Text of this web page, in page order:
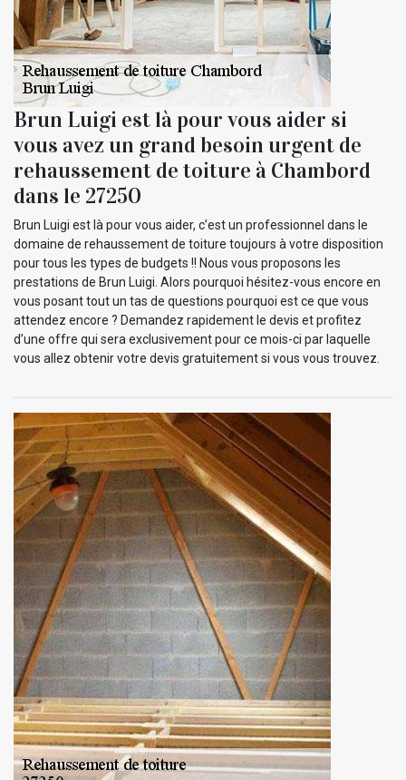
Brun Luigi est là pour vous aider si
vous avez un grand besoin urgent de
rehaussement de toiture à Chambord
dans le 27250
Brun Luigi est là pour vous aider, c’est un professionnel dans le
domaine de rehaussement de toiture toujours à votre disposition
pour tous les types de budgets !! Nous vous proposons les
prestations de Brun Luigi. Alors pourquoi hésitez-vous encore en
vous posant tout un tas de questions pourquoi est ce que vous
attendez encore ? Demandez rapidement le devis et profitez
d’une offre qui sera exclusivement pour ce mois-ci par laquelle
vous allez obtenir votre devis gratuitement si vous vous trouvez.